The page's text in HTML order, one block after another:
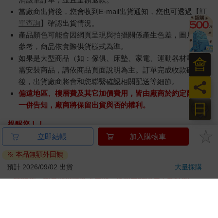
當廠商出貨後，您會收到E-mail出貨通知，您也可透過【訂
單查詢】確認出貨情況。
產品顏色可能會因網頁呈現與拍攝關係產生色差，圖片僅供
參考，商品依實際供貨樣式為準。
如果是大型商品（如：傢俱、床墊、家電、運動器材等）及
需安裝商品，請依商品頁面說明為主。訂單完成收款確認
後，出貨廠商將會和您聯繫確認相關配送等細節。
偏遠地區、樓層費及其它加價費用，皆由廠商於約定配送時
一併告知，廠商將保留出貨與否的權利。
提醒您！！
金石堂及銀行均不會請您操作ATM! 如接獲電話要求您前往
ATM提款機，請不要聽從指示，以免受騙上當！
退換貨須知：
**提醒您，鑑賞期不等於試用期，退回商品須為全新狀態**
日
員
會